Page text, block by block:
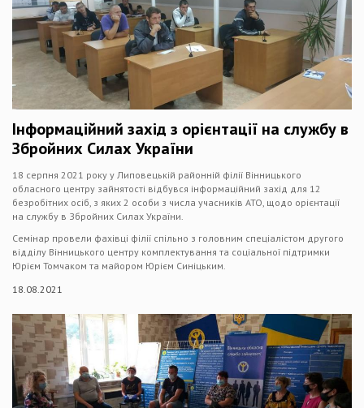
Інформаційний захід з орієнтації на службу в
Збройних Силах України
18 серпня 2021 року у Липовецькій районній філії Вінницького
обласного центру зайнятості відбувся інформаційний захід для 12
безробітних осіб, з яких 2 особи з числа учасників АТО, щодо орієнтації
на службу в Збройних Силах України.
Семінар провели фахівці філії спільно з головним спеціалістом другого
відділу Вінницького центру комплектування та соціальної підтримки
Юрієм Томчаком та майором Юрієм Синіцьким.
18.08.2021